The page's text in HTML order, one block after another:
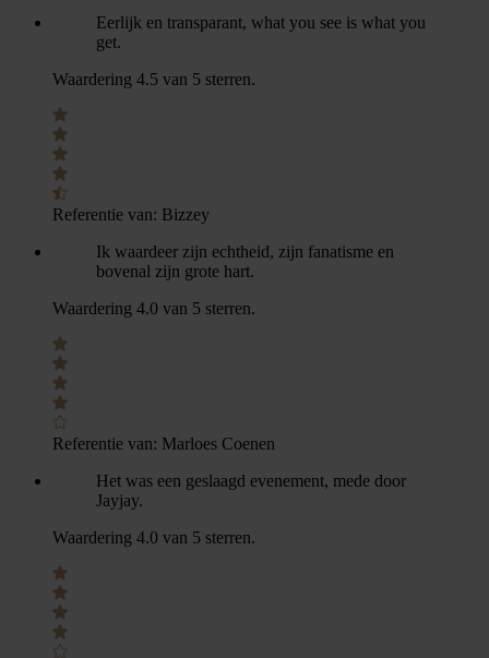
Eerlijk en transparant, what you see is what you
get.
Waardering 4.5 van 5 sterren.
Referentie van: Bizzey
Ik waardeer zijn echtheid, zijn fanatisme en
bovenal zijn grote hart.
Waardering 4.0 van 5 sterren.
Referentie van: Marloes Coenen
Het was een geslaagd evenement, mede door
Jayjay.
Waardering 4.0 van 5 sterren.